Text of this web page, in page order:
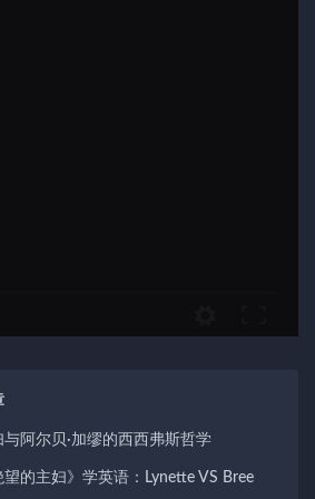
阿尔贝·加缪的西西弗斯哲学
的主妇》学英语：Lynette VS Bree